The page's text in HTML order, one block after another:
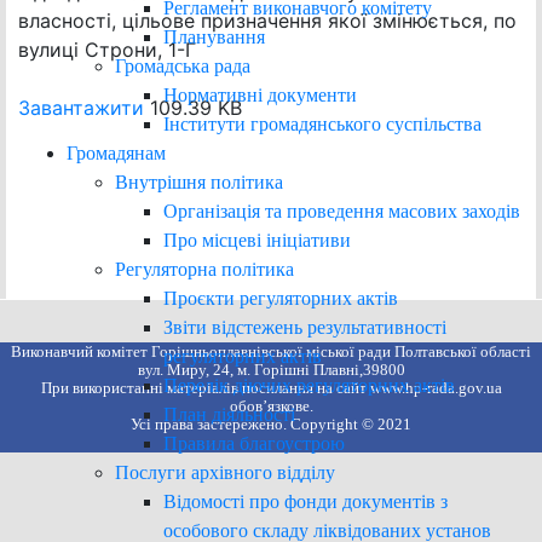
Регламент виконавчого комітету
Планування
Громадська рада
Нормативні документи
Інститути громадянського суспільства
Громадянам
Внутрішня політика
Організація та проведення масових заходів
Про місцеві ініціативи
Регуляторна політика
Проєкти регуляторних актів
Звіти відстежень результативності
регуляторних актів
Перелік діючих регуляторних актів
План діяльності
Правила благоустрою
Послуги архівного відділу
Відомості про фонди документів з
особового складу ліквідованих установ
власності, цільове призначення якої змінюється, по
вулиці Строни, 1-Г
Завантажити 109.39 KB
Виконавчий комітет Горішньоплавнівської міської ради Полтавської області
вул. Миру, 24, м. Горішні Плавні,39800
При використанні матеріалів посилання на сайт www.hp-rada.gov.ua
обов’язкове.
Усі права застережено. Copyright © 2021